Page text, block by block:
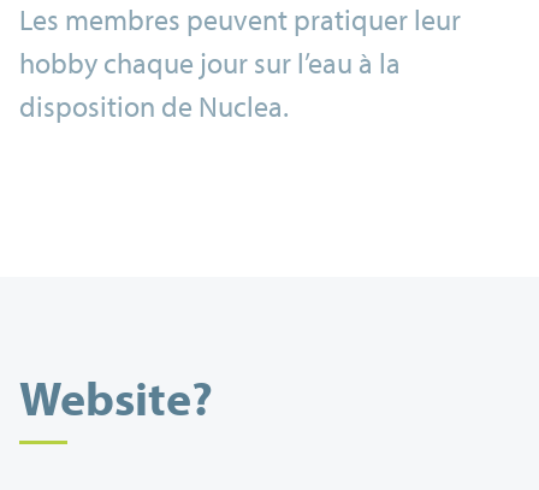
Les membres peuvent pratiquer leur
hobby chaque jour sur l’eau à la
disposition de Nuclea.
Website?